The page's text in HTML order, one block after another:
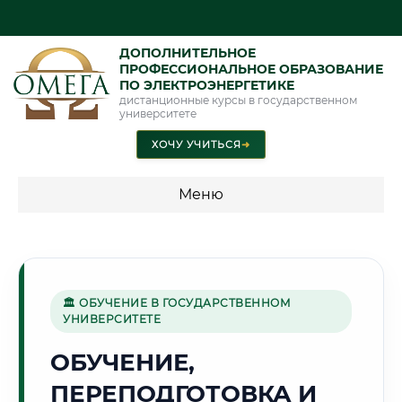
ДОПОЛНИТЕЛЬНОЕ
ПРОФЕССИОНАЛЬНОЕ ОБРАЗОВАНИЕ
ПО ЭЛЕКТРОЭНЕРГЕТИКЕ
дистанционные курсы в государственном
университете
ХОЧУ УЧИТЬСЯ➜
Меню
🏯
Г. БРЕСТ
🏛 ОБУЧЕНИЕ В ГОСУДАРСТВЕННОМ
УНИВЕРСИТЕТЕ
ОБУЧЕНИЕ,
ПЕРЕПОДГОТОВКА И